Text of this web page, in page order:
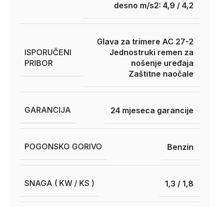
desno m/s2: 4,9 / 4,2
ISPORUČENI
PRIBOR
Glava za trimere AC 27-2
Jednostruki remen za
nošenje uređaja
Zaštitne naočale
GARANCIJA 24 mjeseca garancije
POGONSKO GORIVO Benzin
SNAGA ( KW / KS ) 1,3 / 1,8